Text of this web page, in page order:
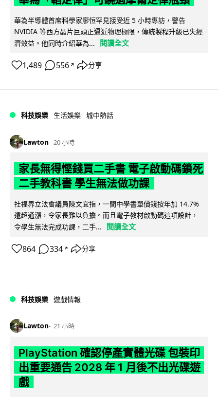
華為半導體首席科學家廖恒罕見接受近 5 小時專訪，警告
NVIDIA 等西方晶片巨頭正逼近物理極限，傳統製程升級已失經
濟效益。他同時介紹華為...
閱讀全文
1,489 556 ↗ 分享
科技娛樂 生活娛樂 城中熱話
Lawton 20 小時
家長無得慳錢買二手書 電子啟動碼鎖死
二手教科書 學生無法做功課
社福界立法會議員陳文宜指，一間中學書單價錢按年加 14.7%
遠超通漲，令家長難以負擔。而且電子教材啟動碼這項設計，
令學生無法完成功課，二手...
閱讀全文
864 334 ↗ 分享
科技娛樂 遊戲情報
Lawton 21 小時
PlayStation 確認停產實體光碟 包裝印
出重要通告 2028 年 1 月後不出光碟遊
戲